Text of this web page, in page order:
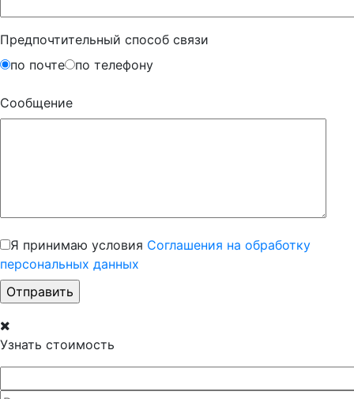
Предпочтительный способ связи
по почте
по телефону
Сообщение
Я принимаю условия Соглашения на обработку
персональных данных
Узнать стоимость